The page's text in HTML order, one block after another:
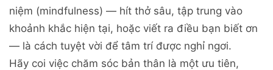
niệm (mindfulness) — hít thở sâu, tập trung vào
khoảnh khắc hiện tại, hoặc viết ra điều bạn biết ơn
— là cách tuyệt vời để tâm trí được nghỉ ngơi.
Hãy coi việc chăm sóc bản thân là một ưu tiên,